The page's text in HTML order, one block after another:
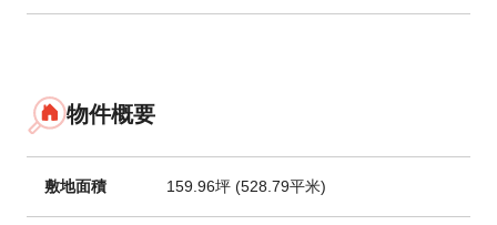
物件概要
敷地面積 159.96坪 (528.79平米)